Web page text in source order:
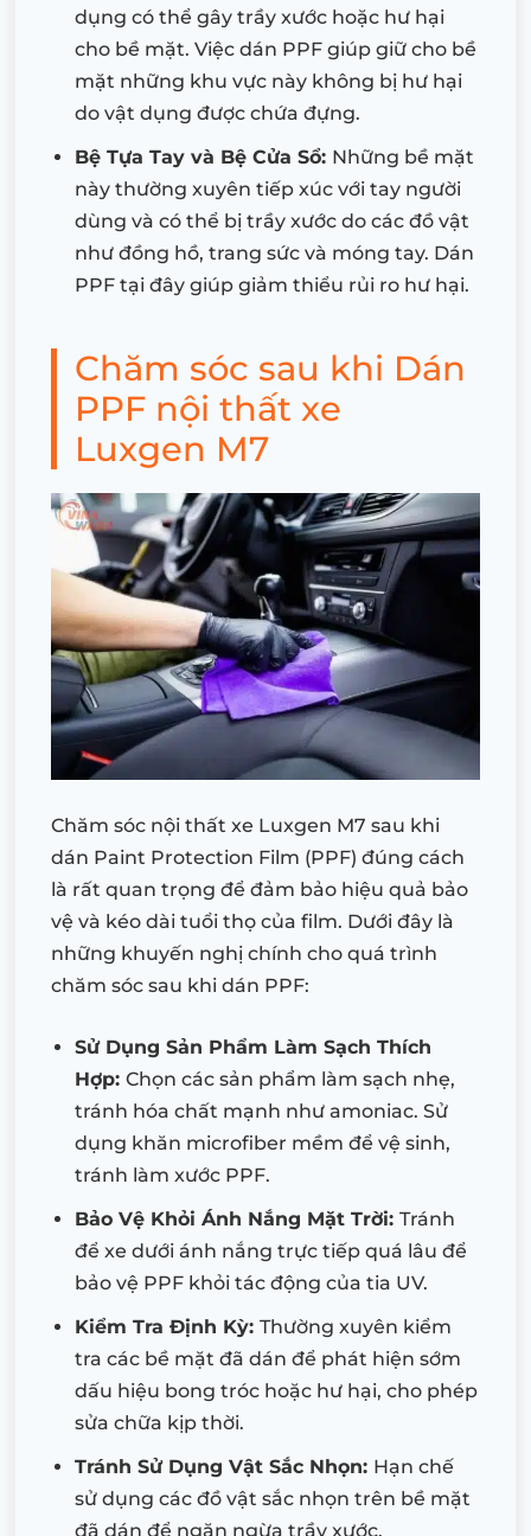
dụng có thể gây trầy xước hoặc hư hại
cho bề mặt. Việc dán PPF giúp giữ cho bề
mặt những khu vực này không bị hư hại
do vật dụng được chứa đựng.
Bệ Tựa Tay và Bệ Cửa Sổ: Những bề mặt
này thường xuyên tiếp xúc với tay người
dùng và có thể bị trầy xước do các đồ vật
như đồng hồ, trang sức và móng tay. Dán
PPF tại đây giúp giảm thiểu rủi ro hư hại.
Chăm sóc sau khi Dán
PPF nội thất xe
Luxgen M7
Chăm sóc nội thất xe Luxgen M7 sau khi
dán Paint Protection Film (PPF) đúng cách
là rất quan trọng để đảm bảo hiệu quả bảo
vệ và kéo dài tuổi thọ của film. Dưới đây là
những khuyến nghị chính cho quá trình
chăm sóc sau khi dán PPF:
Sử Dụng Sản Phẩm Làm Sạch Thích
Hợp: Chọn các sản phẩm làm sạch nhẹ,
tránh hóa chất mạnh như amoniac. Sử
dụng khăn microfiber mềm để vệ sinh,
tránh làm xước PPF.
Bảo Vệ Khỏi Ánh Nắng Mặt Trời: Tránh
để xe dưới ánh nắng trực tiếp quá lâu để
bảo vệ PPF khỏi tác động của tia UV.
Kiểm Tra Định Kỳ: Thường xuyên kiểm
tra các bề mặt đã dán để phát hiện sớm
dấu hiệu bong tróc hoặc hư hại, cho phép
sửa chữa kịp thời.
Tránh Sử Dụng Vật Sắc Nhọn: Hạn chế
sử dụng các đồ vật sắc nhọn trên bề mặt
đã dán để ngăn ngừa trầy xước.